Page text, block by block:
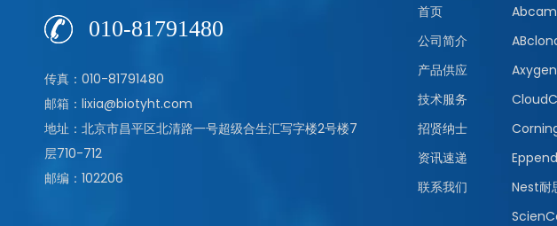
010-81791480
传真：010-81791480
邮箱：lixia@biotyht.com
地址：北京市昌平区北清路一号超级合生汇写字楼2号楼7
层710-712
邮编：102206
首页
公司简介
产品供应
技术服务
招贤纳士
资讯速递
联系我们
Abcam
Axygen
Nest耐